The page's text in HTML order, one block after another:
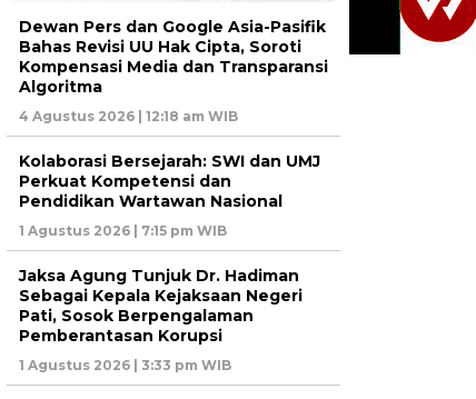
Dewan Pers dan Google Asia-Pasifik
Bahas Revisi UU Hak Cipta, Soroti
Kompensasi Media dan Transparansi
Algoritma
4 Agustus 2026 | 12:18 am WIB
Kolaborasi Bersejarah: SWI dan UMJ
Perkuat Kompetensi dan
Pendidikan Wartawan Nasional
1 Agustus 2026 | 7:15 pm WIB
Jaksa Agung Tunjuk Dr. Hadiman
Sebagai Kepala Kejaksaan Negeri
Pati, Sosok Berpengalaman
Pemberantasan Korupsi
1 Agustus 2026 | 3:33 pm WIB